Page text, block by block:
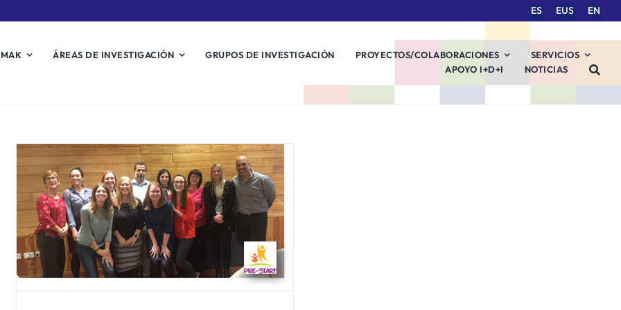
ES EUS EN
ÁREAS DE INVESTIGACIÓN GRUPOS DE INVESTIGACIÓN PROYECTOS/COLABORACIONES
SERVICIOS
APOYO I+D+I
NOTICIAS